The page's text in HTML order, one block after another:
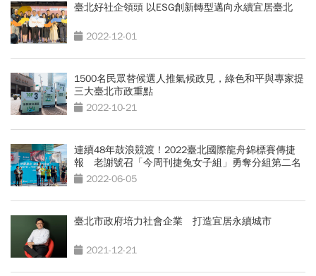
臺北好社企領頭 以ESG創新轉型邁向永續宜居臺北
2022-12-01
1500名民眾替候選人推氣候政見，綠色和平與專家提
三大臺北市政重點
2022-10-21
連續48年鼓浪競渡！2022臺北國際龍舟錦標賽傳捷
報 老謝號召「今周刊捷兔女子組」勇奪分組第二名
2022-06-05
臺北市政府培力社會企業 打造宜居永續城市
2021-12-21